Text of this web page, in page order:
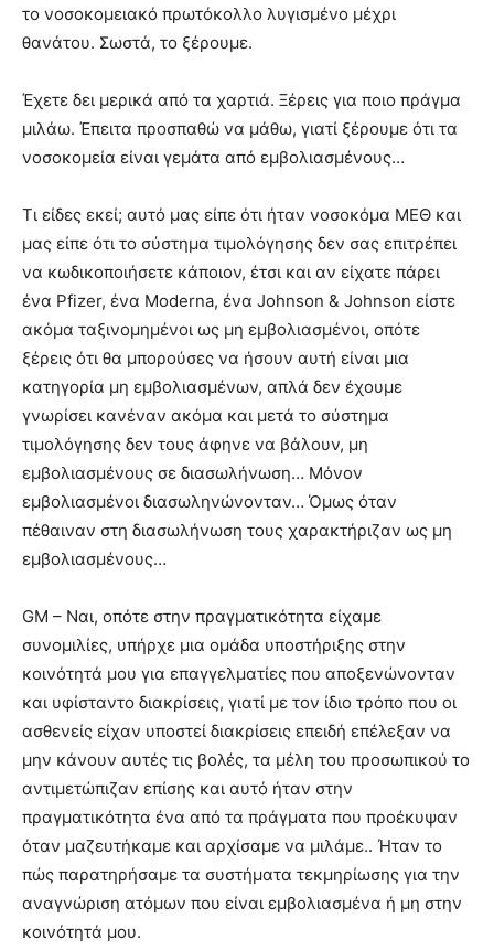
το νοσοκομειακό πρωτόκολλο λυγισμένο μέχρι
θανάτου. Σωστά, το ξέρουμε.
Έχετε δει μερικά από τα χαρτιά. Ξέρεις για ποιο πράγμα
μιλάω. Έπειτα προσπαθώ να μάθω, γιατί ξέρουμε ότι τα
νοσοκομεία είναι γεμάτα από εμβολιασμένους…
Τι είδες εκεί; αυτό μας είπε ότι ήταν νοσοκόμα ΜΕΘ και
μας είπε ότι το σύστημα τιμολόγησης δεν σας επιτρέπει
να κωδικοποιήσετε κάποιον, έτσι και αν είχατε πάρει
ένα Pfizer, ένα Moderna, ένα Johnson & Johnson είστε
ακόμα ταξινομημένοι ως μη εμβολιασμένοι, οπότε
ξέρεις ότι θα μπορούσες να ήσουν αυτή είναι μια
κατηγορία μη εμβολιασμένων, απλά δεν έχουμε
γνωρίσει κανέναν ακόμα και μετά το σύστημα
τιμολόγησης δεν τους άφηνε να βάλουν, μη
εμβολιασμένους σε διασωλήνωση… Μόνον
εμβολιασμένοι διασωληνώνονταν… Όμως όταν
πέθαιναν στη διασωλήνωση τους χαρακτήριζαν ως μη
εμβολιασμένους…
GM – Ναι, οπότε στην πραγματικότητα είχαμε
συνομιλίες, υπήρχε μια ομάδα υποστήριξης στην
κοινότητά μου για επαγγελματίες που αποξενώνονταν
και υφίσταντο διακρίσεις, γιατί με τον ίδιο τρόπο που οι
ασθενείς είχαν υποστεί διακρίσεις επειδή επέλεξαν να
μην κάνουν αυτές τις βολές, τα μέλη του προσωπικού το
αντιμετώπιζαν επίσης και αυτό ήταν στην
πραγματικότητα ένα από τα πράγματα που προέκυψαν
όταν μαζευτήκαμε και αρχίσαμε να μιλάμε.. Ήταν το
πώς παρατηρήσαμε τα συστήματα τεκμηρίωσης για την
αναγνώριση ατόμων που είναι εμβολιασμένα ή μη στην
κοινότητά μου.